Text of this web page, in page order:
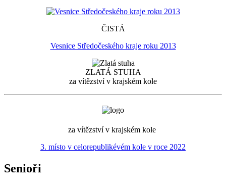
ČISTÁ
Vesnice Středočeského kraje roku 2013
ZLATÁ STUHA
za vítězství v krajském kole
za vítězství v krajském kole
3. místo v celorepublikévém kole v roce 2022
Senioři